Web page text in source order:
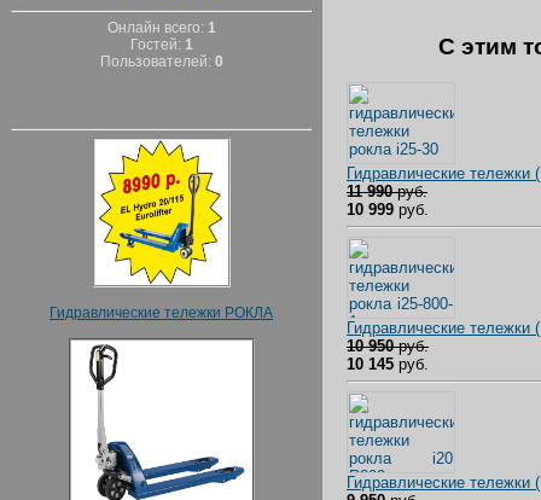
Онлайн всего: 1
Гостей: 1
Пользователей: 0
Гидравлические тележки РОКЛА
C этим
Гидравлические
11 990руб.
10 999 руб.
Гидравлические
10 950руб.
10 145 руб.
Гидравлические